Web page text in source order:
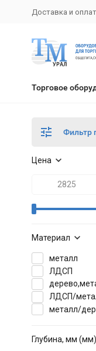
Доставка и
Торговое
Фильтр
Цена
Материал
металл
ЛДСП
ЛДСП/
металл/
Глубина, мм (мм)